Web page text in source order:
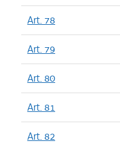
Art. 78
Art. 79
Art. 80
Art. 81
Art. 82